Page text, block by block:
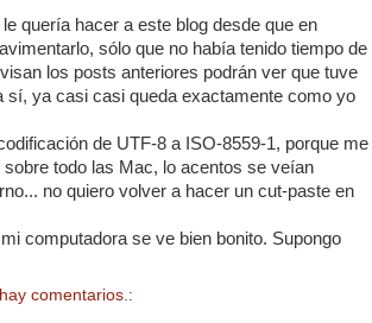
quería hacer a este blog desde que en
sólo que no había tenido tiempo de
los posts anteriores podrán ver que tuve
sí, ya casi casi queda exactamente como yo
de UTF-8 a ISO-8559-1, porque me
todo las Mac, lo acentos se veían
no quiero volver a hacer un cut-paste en
computadora se ve bien bonito. Supongo
comentarios.: